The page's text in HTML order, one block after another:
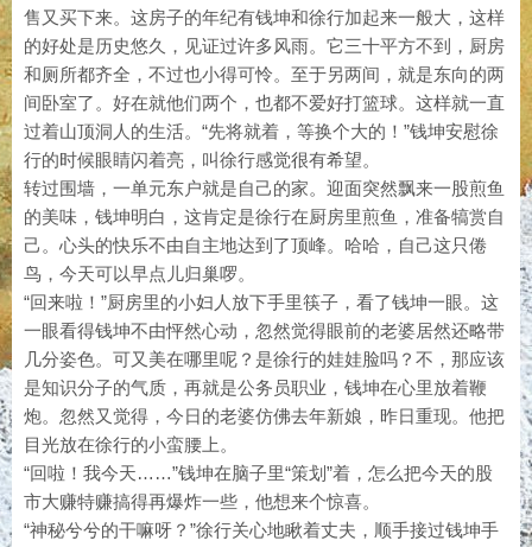
售又买下来。这房子的年纪有钱坤和徐行加起来一般大，这样
的好处是历史悠久，见证过许多风雨。它三十平方不到，厨房
和厕所都齐全，不过也小得可怜。至于另两间，就是东向的两
间卧室了。好在就他们两个，也都不爱好打篮球。这样就一直
过着山顶洞人的生活。“先将就着，等换个大的！”钱坤安慰徐
行的时候眼睛闪着亮，叫徐行感觉很有希望。
转过围墙，一单元东户就是自己的家。迎面突然飘来一股煎鱼
的美味，钱坤明白，这肯定是徐行在厨房里煎鱼，准备犒赏自
己。心头的快乐不由自主地达到了顶峰。哈哈，自己这只倦
鸟，今天可以早点儿归巢啰。
“回来啦！”厨房里的小妇人放下手里筷子，看了钱坤一眼。这
一眼看得钱坤不由怦然心动，忽然觉得眼前的老婆居然还略带
几分姿色。可又美在哪里呢？是徐行的娃娃脸吗？不，那应该
是知识分子的气质，再就是公务员职业，钱坤在心里放着鞭
炮。忽然又觉得，今日的老婆仿佛去年新娘，昨日重现。他把
目光放在徐行的小蛮腰上。
“回啦！我今天……”钱坤在脑子里“策划”着，怎么把今天的股
市大赚特赚搞得再爆炸一些，他想来个惊喜。
“神秘兮兮的干嘛呀？”徐行关心地瞅着丈夫，顺手接过钱坤手